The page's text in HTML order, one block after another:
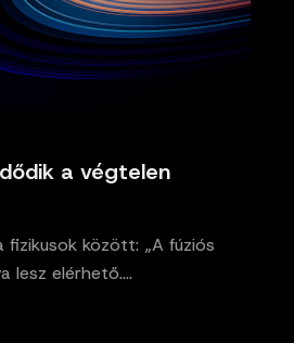
a végtelen
fizikusok között: „A fúziós
lesz elérhető.…